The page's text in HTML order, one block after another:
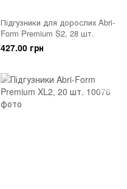
Підгузники для дорослих Abri-
Form Premium S2, 28 шт.
427.00 грн